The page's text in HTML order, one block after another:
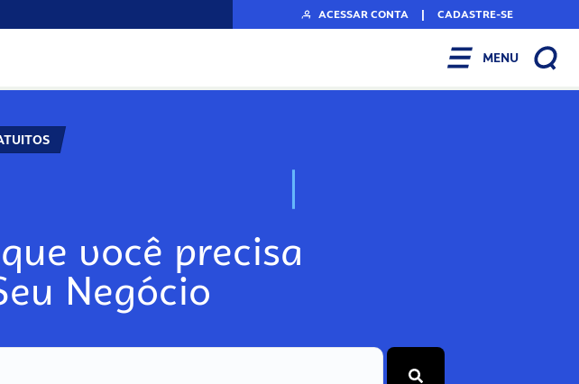
ACESSAR CONTA | CADASTRE-SE
MENU
N
você precisa
Negócio